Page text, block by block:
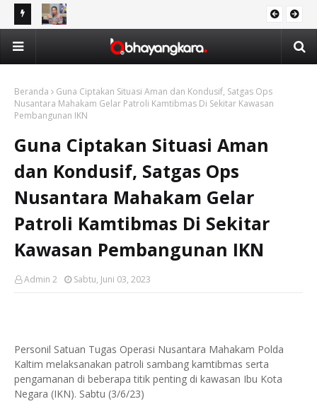
Wakapolresta Balikpapan: Tidak Ada Kompromi bagi Pelaku
Kejahatan Narkotika
47
Beranda
Guna Ciptakan Situasi Aman dan Kondusif, Satgas Ops
Nusantara Mahakam Gelar Patroli Kamtibmas Di Sekitar Kawasan
Pembangunan IKN
Guna Ciptakan Situasi Aman
dan Kondusif, Satgas Ops
Nusantara Mahakam Gelar
Patroli Kamtibmas Di Sekitar
Kawasan Pembangunan IKN
Admin 2 Sabtu, Juni 03, 2023
Personil Satuan Tugas Operasi Nusantara Mahakam Polda
Kaltim melaksanakan patroli sambang kamtibmas serta
pengamanan di beberapa titik penting di kawasan Ibu Kota
Negara (IKN). Sabtu (3/6/23)